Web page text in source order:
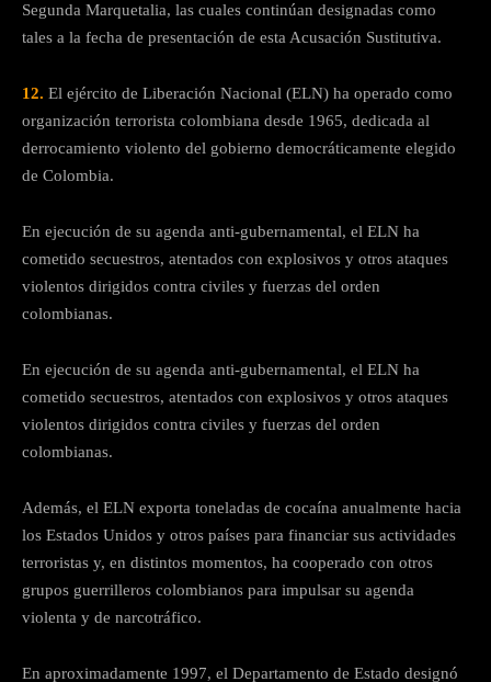
Segunda Marquetalia, las cuales continúan designadas como
tales a la fecha de presentación de esta Acusación Sustitutiva.
12. El ejército de Liberación Nacional (ELN) ha operado como
organización terrorista colombiana desde 1965, dedicada al
derrocamiento violento del gobierno democráticamente elegido
de Colombia.
En ejecución de su agenda anti-gubernamental, el ELN ha
cometido secuestros, atentados con explosivos y otros ataques
violentos dirigidos contra civiles y fuerzas del orden
colombianas.
En ejecución de su agenda anti-gubernamental, el ELN ha
cometido secuestros, atentados con explosivos y otros ataques
violentos dirigidos contra civiles y fuerzas del orden
colombianas.
Además, el ELN exporta toneladas de cocaína anualmente hacia
los Estados Unidos y otros países para financiar sus actividades
terroristas y, en distintos momentos, ha cooperado con otros
grupos guerrilleros colombianos para impulsar su agenda
violenta y de narcotráfico.
En aproximadamente 1997, el Departamento de Estado designó